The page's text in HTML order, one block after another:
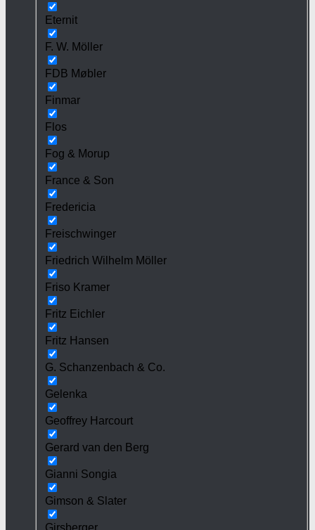
Eternit
F. W. Möller
FDB Møbler
Finmar
Flos
Fog & Morup
France & Son
Fredericia
Freischwinger
Friedrich Wilhelm Möller
Friso Kramer
Fritz Eichler
Fritz Hansen
G. Schanzenbach & Co.
Gelenka
Geoffrey Harcourt
Gerard van den Berg
Gianni Songia
Gimson & Slater
Girsberger